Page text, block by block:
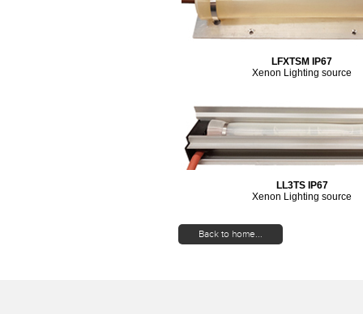
LFXTSM IP67
Xenon Lighting source
LL3TS IP67
Xenon Lighting source
Back to home...